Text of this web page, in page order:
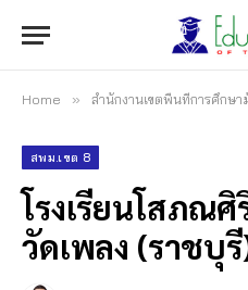
Home » สำนักงานเขตพื้นที่การศึกษ
สพม.เขต 8
โรงเรียนโสภณ
วัดเพลง (ราชบุ